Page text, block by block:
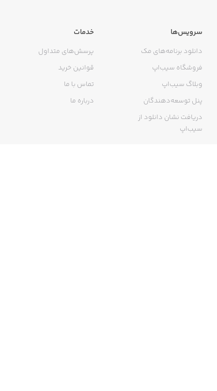
سرویس‌ها
دانلود برنامه‌های مک
فروشگاه سیب‌اپ
وبلاگ سیب‌اپ
پنل توسعه‌دهندگان
دریافت نشان دانلود از
سیب‌اپ
خدمات
پرسش‌های متداول
قوانین خرید
تماس با ما
درباره ما